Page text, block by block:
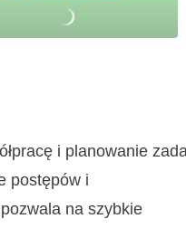
i planowanie
postępów i
na szybkie